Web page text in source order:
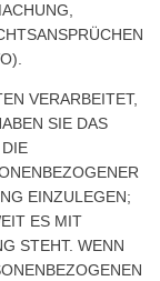
VERARBEITET,
SIE DAS
EINZULEGEN;
ES MIT
STEHT. WENN